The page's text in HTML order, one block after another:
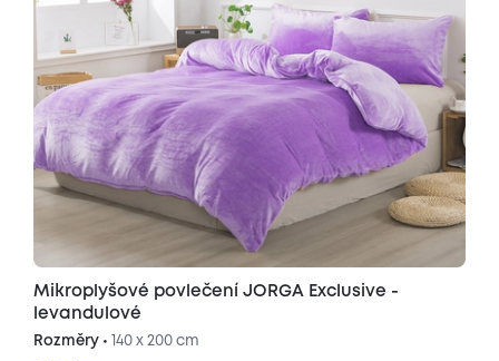
Mikroplyšové povlečení JORGA Exclusive -
levandulové
Rozměry • 140 x 200 cm